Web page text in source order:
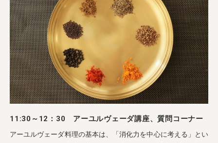
11:30～12：30 アーユルヴェーダ講座、質問コーナー
アーユルヴェーダ料理の基本は、「消化力を中心に考える」とい